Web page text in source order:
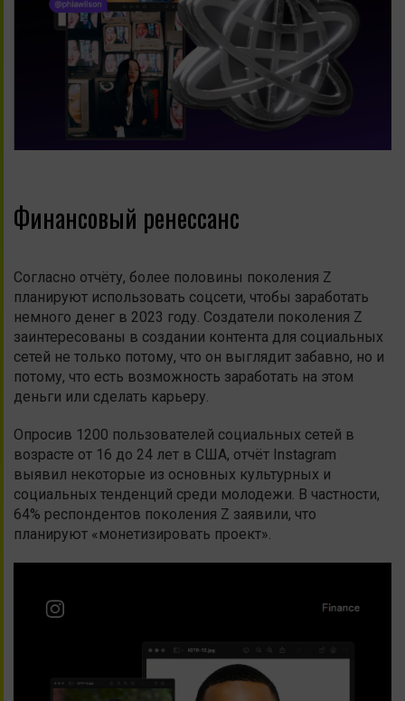
Финансовый ренессанс
Согласно отчёту, более половины поколения Z
планируют использовать соцсети, чтобы заработать
немного денег в 2023 году. Создатели поколения Z
заинтересованы в создании контента для социальных
сетей не только потому, что он выглядит забавно, но и
потому, что есть возможность заработать на этом
деньги или сделать карьеру.
Опросив 1200 пользователей социальных сетей в
возрасте от 16 до 24 лет в США, отчёт Instagram
выявил некоторые из основных культурных и
социальных тенденций среди молодежи. В частности,
64% респондентов поколения Z заявили, что
планируют «монетизировать проект».